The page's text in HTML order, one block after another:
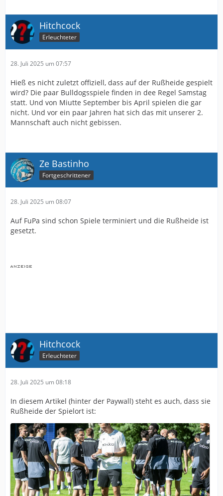
Hitchcock
Erleuchteter
28. Juli 2025 um 07:57
Hieß es nicht zuletzt offiziell, dass auf der Rußheide gespielt
wird? Die paar Bulldogsspiele finden in dee Regel Samstag
statt. Und von Miutte September bis April spielen die gar
nicht. Und vor ein paar Jahren hat sich das mit unserer 2.
Mannschaft auch nicht gebissen.
Ze Bastinho
Fortgeschrittener
28. Juli 2025 um 08:07
Auf FuPa sind schon Spiele terminiert und die Rußheide ist
gesetzt.
Hitchcock
Erleuchteter
28. Juli 2025 um 08:18
In diesem Artikel (hinter der Paywall) steht es auch, dass sie
Rußheide der Spielort ist: